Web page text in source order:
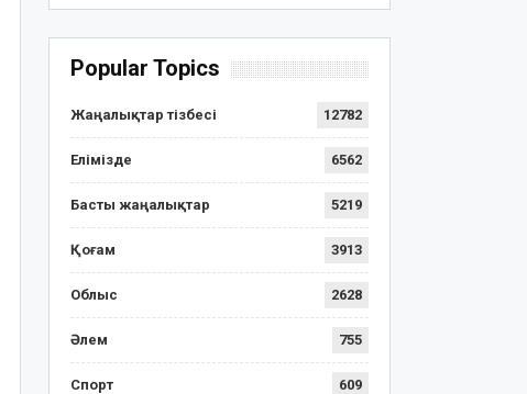
Popular Topics
Жаңалықтар тізбесі 12782
Елімізде 6562
Басты жаңалықтар 5219
Қоғам 3913
Облыс 2628
Әлем 755
Спорт 609